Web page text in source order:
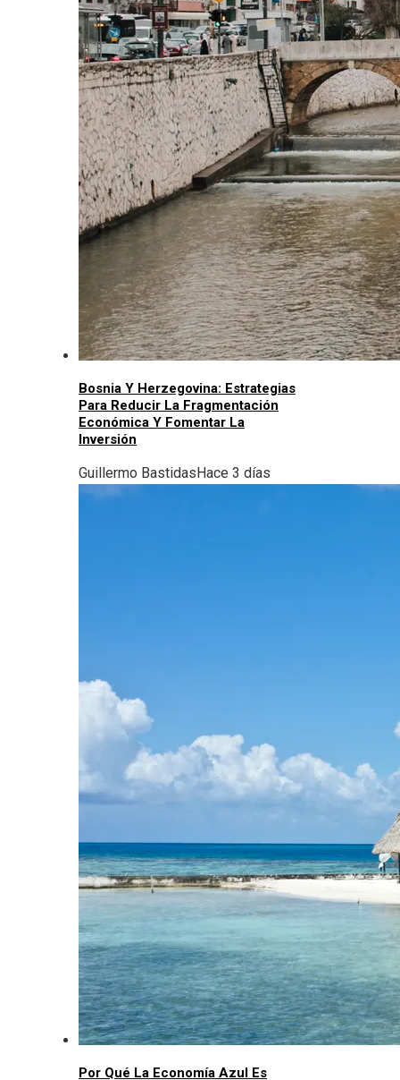
Bosnia Y Herzegovina: Estrategias
Para Reducir La Fragmentación
Económica Y Fomentar La
Inversión
Guillermo BastidasHace 3 días
Por Qué La Economía Azul Es